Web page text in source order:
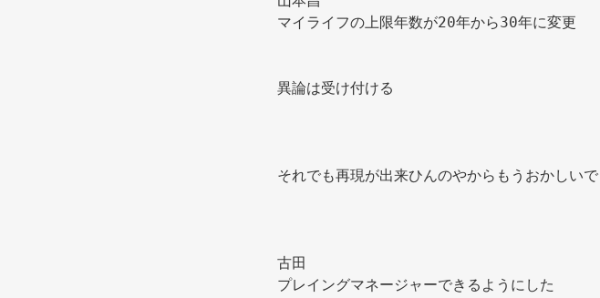
マイライフの上限年数が20年から30年に変更
異論は受け付ける
それでも再現が出来ひんのやからもうおかしいで
古田
プレイングマネージャーできるようにした